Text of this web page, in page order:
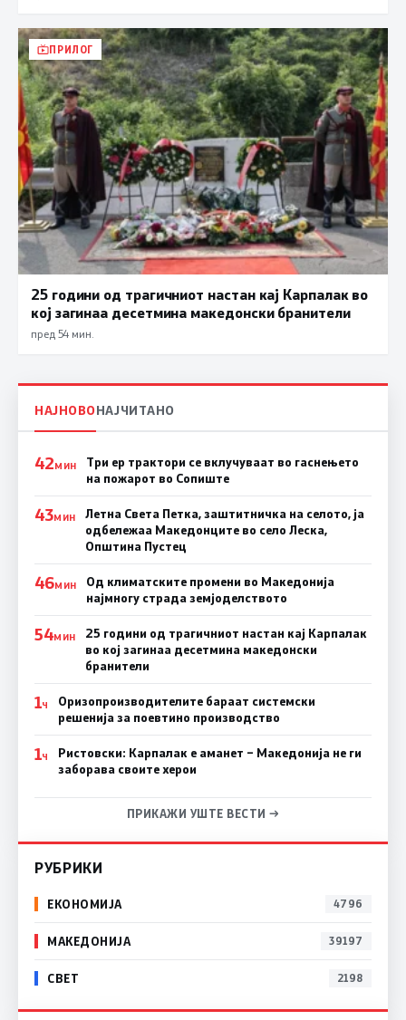
ПРИЛОГ
25 години од трагичниот настан кај Карпалак во
кој загинаа десетмина македонски бранители
пред 54 мин.
НАЈНОВОНАЈЧИТАНО
42МИН
Три ер трактори се вклучуваат во гаснењето
на пожарот во Сопиште
43МИН
Летна Света Петка, заштитничка на селото, ја
одбележаа Македонците во село Леска,
Општина Пустец
46МИН
Од климатските промени во Македонија
најмногу страда земјоделството
54МИН
25 години од трагичниот настан кај Карпалак
во кој загинаа десетмина македонски
бранители
1Ч
Оризопроизводителите бараат системски
решенија за поевтино производство
1Ч
Ристовски: Карпалак е аманет – Македонија не ги
заборава своите херои
ПРИКАЖИ УШТЕ ВЕСТИ →
РУБРИКИ
ЕКОНОМИЈА 4796
МАКЕДОНИЈА 39197
СВЕТ 2198